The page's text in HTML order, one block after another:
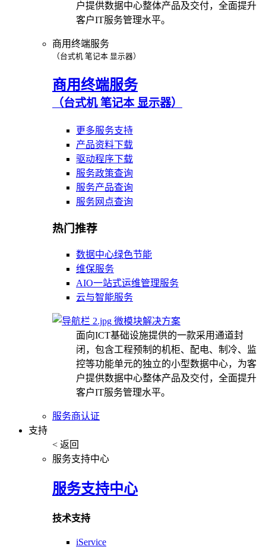
户提供数据中心整体产品及交付，全面提升
客户IT服务管理水平。
商用终端服务
（台式机 笔记本 显示器）
商用终端服务
（台式机 笔记本 显示器）
更多服务支持
产品资料下载
驱动程序下载
服务政策查询
服务产品查询
服务网点查询
热门推荐
数据中心绿色节能
维保服务
AIO一站式运维管理服务
云与智能服务
微模块解决方案
面向ICT基础设施提供的一款采用通道封
闭，包含工程预制的机柜、配电、制冷、监
控等功能单元的独立的小型数据中心，为客
户提供数据中心整体产品及交付，全面提升
客户IT服务管理水平。
服务商认证
支持
< 返回
服务支持中心
服务支持中心
技术支持
iService